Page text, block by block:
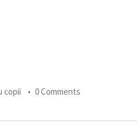
copii 0 Comments